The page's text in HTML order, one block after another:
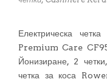
Електрическа
Premium Care
Йонизиране, 2
четка за коса